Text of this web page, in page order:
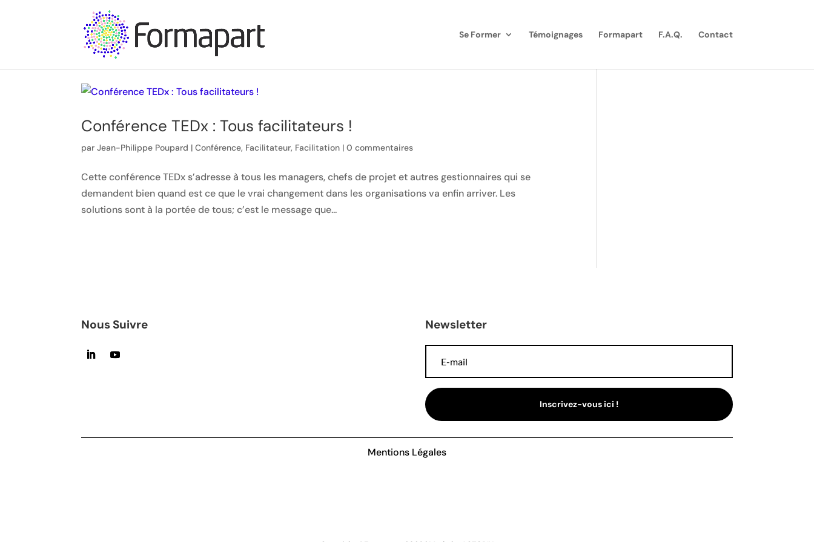
Se Former Témoignages Formapart F.A.Q. Contact
Conférence TEDx : Tous facilitateurs !
parJean-Philippe Poupard |Conférence, Facilitateur, Facilitation |0 commentaires
Cette conférence TEDx s’adresse à tous les managers, chefs de projet et autres gestionnaires qui se
demandent bien quand est ce que le vrai changement dans les organisations va enfin arriver. Les
solutions sont à la portée de tous; c’est le message que...
Nous Suivre Newsletter
Inscrivez-vous ici !
Mentions Légales